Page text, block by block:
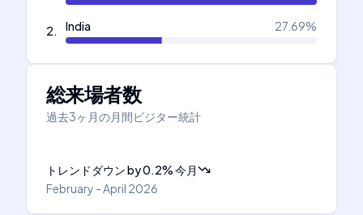
2. India 27.69%
総来場者数
過去3ヶ月の月間ビジター統計
トレンドダウンby0.2%今月
February - April 2026